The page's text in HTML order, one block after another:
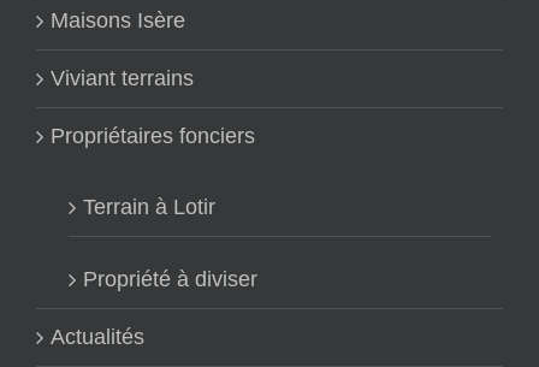
Maisons Isère
Viviant terrains
Propriétaires fonciers
Terrain à Lotir
Propriété à diviser
Actualités